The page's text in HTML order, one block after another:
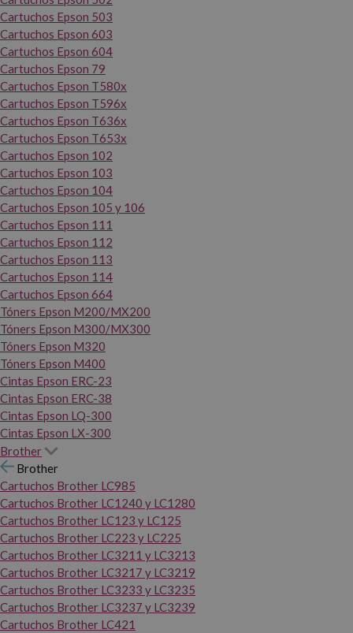
Cartuchos Epson 503
Cartuchos Epson 603
Cartuchos Epson 604
Cartuchos Epson 79
Cartuchos Epson T580x
Cartuchos Epson T596x
Cartuchos Epson T636x
Cartuchos Epson T653x
Cartuchos Epson 102
Cartuchos Epson 103
Cartuchos Epson 104
Cartuchos Epson 105 y 106
Cartuchos Epson 111
Cartuchos Epson 112
Cartuchos Epson 113
Cartuchos Epson 114
Cartuchos Epson 664
Tóners Epson M200/MX200
Tóners Epson M300/MX300
Tóners Epson M320
Tóners Epson M400
Cintas Epson ERC-23
Cintas Epson ERC-38
Cintas Epson LQ-300
Cintas Epson LX-300
Brother
Brother
Cartuchos Brother LC985
Cartuchos Brother LC1240 y LC1280
Cartuchos Brother LC123 y LC125
Cartuchos Brother LC223 y LC225
Cartuchos Brother LC3211 y LC3213
Cartuchos Brother LC3217 y LC3219
Cartuchos Brother LC3233 y LC3235
Cartuchos Brother LC3237 y LC3239
Cartuchos Brother LC421